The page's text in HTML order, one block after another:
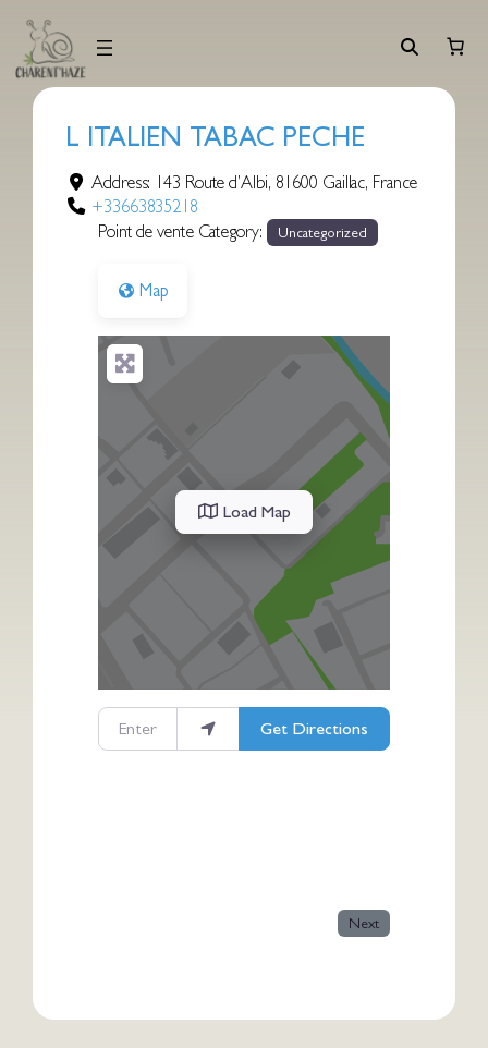
contenu
L ITALIEN TABAC PECHE
Address: 143 Route d’Albi, 81600 Gaillac, France
+33663835218
Point de vente Category:
Uncategorized
Map
Load Map
Enter your location
Get Directions
Next